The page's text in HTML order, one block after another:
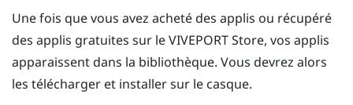
Une fois que vous avez acheté des applis ou récupéré
des applis gratuites sur leVIVEPORTStore, vos applis
apparaissent dans la bibliothèque. Vous devrez alors
les télécharger et installer sur le casque.